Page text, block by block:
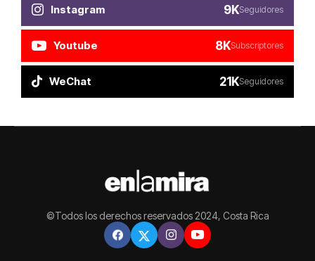
Instagram 9KSeguidores
Youtube 8KSubscriptores
WeChat 21KSeguidores
©Todos los derechos reservados 2024, Costa Rica